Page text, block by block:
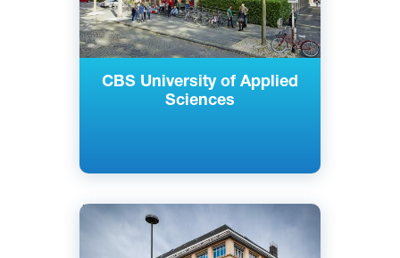
CBS University of Applied
Sciences
Английский
Берлин, Гамбург, Германия